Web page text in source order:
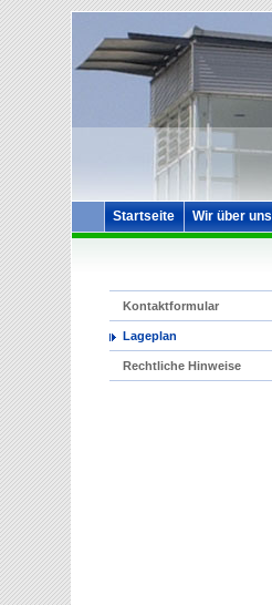
Startseite Wir über uns
Kontaktformular
Lageplan
Rechtliche Hinweise